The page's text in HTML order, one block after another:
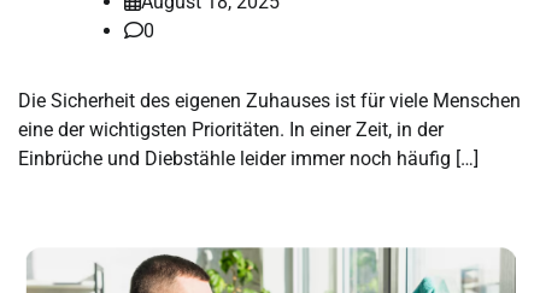
0
Die Sicherheit des eigenen Zuhauses ist für viele Menschen
eine der wichtigsten Prioritäten. In einer Zeit, in der
Einbrüche und Diebstähle leider immer noch häufig […]